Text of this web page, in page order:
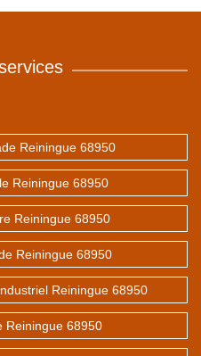
Reiningue 68950
Reiningue 68950
Reiningue 68950
Reiningue 68950
Reiningue 68950
Reiningue 68950